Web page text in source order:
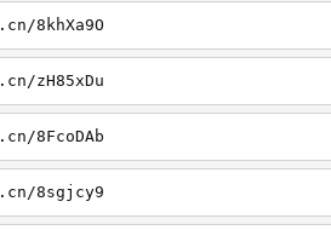
8khXa9O
zH85xDu
8FcoDAb
8sgjcy9